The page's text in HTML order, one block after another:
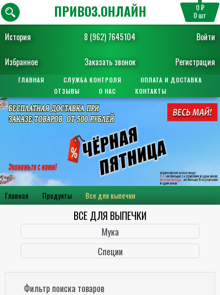
История 8 (962) 7645104 Войти
Избранное Заказать звонок Регистрация
ПРИВОЗ.ОНЛАЙН 0 ₽
0шт
ГЛАВНАЯ СЛУЖБА КОНТРОЛЯ
ОПЛАТА И ДОСТАВКА
ОТЗЫВЫ
О НАС КОНТАКТЫ
Главная Продукты Все для выпечки
ВСЕ ДЛЯ ВЫПЕЧКИ
Мука
Специи
Фильтр поиска товаров